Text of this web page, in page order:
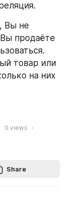
Вы не
продаёте
товар или
на них
0 views
Share